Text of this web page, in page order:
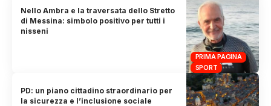
PRIMA PAGINA
SPORT
Nello Ambra e la traversata dello Stretto
di Messina: simbolo positivo per tutti i
nisseni
PD: un piano cittadino straordinario per
la sicurezza e l’inclusione sociale